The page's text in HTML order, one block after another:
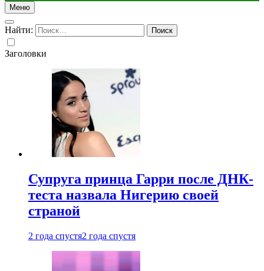
Меню
Найти:
Заголовки
Супруга принца Гарри после ДНК-
теста назвала Нигерию своей
страной
2 года спустя2 года спустя